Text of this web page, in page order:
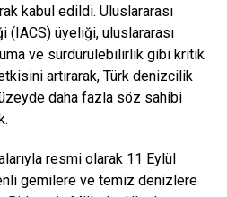
kabul edildi. Uluslararası
(IACS) üyeliği, uluslararası
ve sürdürülebilirlik gibi kritik
artırarak, Türk denizcilik
daha fazla söz sahibi
resmi olarak 11 Eylül
gemilere ve temiz denizlere